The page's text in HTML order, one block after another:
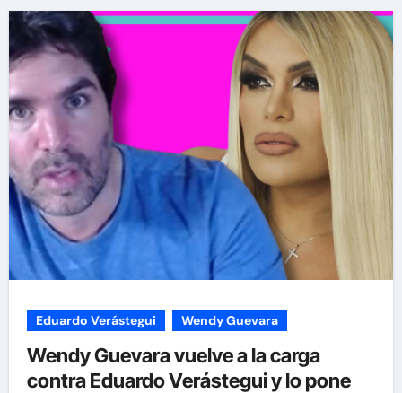
Eduardo Verástegui Wendy Guevara
Wendy Guevara vuelve a la carga
contra Eduardo Verástegui y lo pone